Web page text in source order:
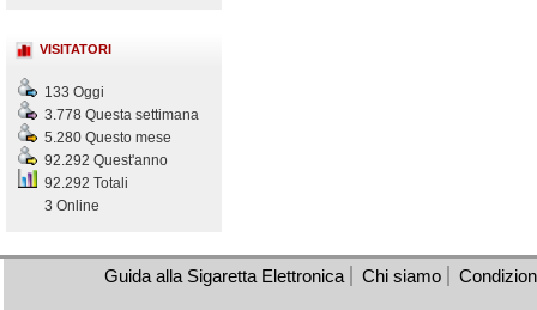
VISITATORI
133 Oggi
3.778 Questa settimana
5.280 Questo mese
92.292 Quest'anno
92.292 Totali
3 Online
Guida alla Sigaretta Elettronica Chi siamo